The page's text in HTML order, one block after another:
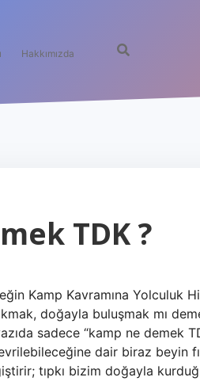
Hakkımızda
TDK ?
Kamp Kavramına Yolculuk
doğayla buluşmak mı
sadece “kamp ne demek
dair biraz beyin
tıpkı bizim doğayla